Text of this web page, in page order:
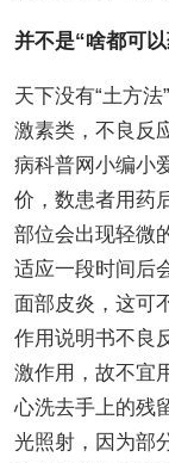
并不是“啥都可
天下没有“土方
激素类，不良反
病科普网小编小
价，数患者用药
部位会出现轻微
适应一段时间后
面部皮炎，这可
作用说明书不良
激作用，故不宜
心洗去手上的残
光照射，因为部